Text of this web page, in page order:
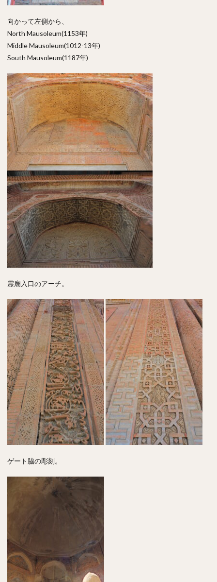
向かって左側から、
North Mausoleum(1153年)
Middle Mausoleum(1012-13年)
South Mausoleum(1187年)
霊廟入口のアーチ。
ゲート脇の彫刻。